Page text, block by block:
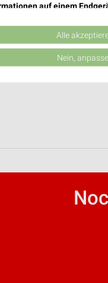
Prospekt für Bad
auf einem
von Werbeanzeigen
Werbung
oder
Alle
Nein,